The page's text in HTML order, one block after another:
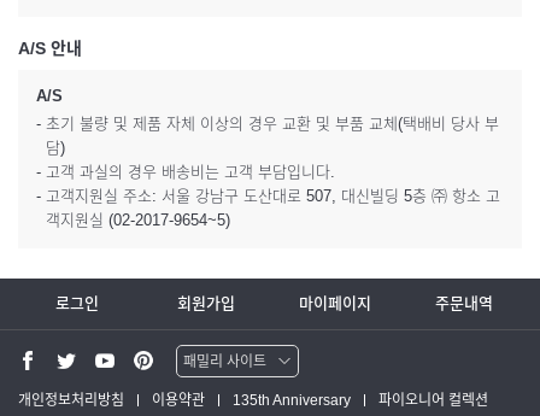
A/S 안내
A/S
- 초기 불량 및 제품 자체 이상의 경우 교환 및 부품 교체(택배비 당사 부
담)
- 고객 과실의 경우 배송비는 고객 부담입니다.
- 고객지원실 주소: 서울 강남구 도산대로 507, 대신빌딩 5층 ㈜ 항소 고
객지원실 (02-2017-9654~5)
로그인 회원가입 마이페이지 주문내역
패밀리 사이트
워터맨 쇼핑몰
개인정보처리방침 이용약관 135th Anniversary 파이오니어 컬렉션